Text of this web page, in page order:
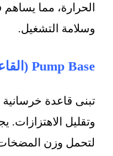
الحرارة، مما
وسلامة التشغيل.
Pump Base (القاعدة الخرسانية)
تبنى قاعدة
وتقليل
لتحمل وزن المضخات